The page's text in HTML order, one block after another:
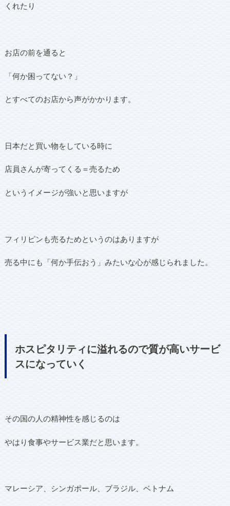
くれたり
お店の前を通ると
「何か困ってない？」
とすべてのお店から声がかかります。
日本だと買い物をしている時に
店員さんが寄ってくる＝売るため
というイメージが強いと思いますが
フィリピンも売るためというのはありますが
売る中にも「何か手伝おう」みたいな心が感じられました。
ホスピタリティに溢れるので質が高いサービ
スになっていく
その国の人の精神性を感じるのは
やはり食事やサービス業だと思います。
マレーシア、シンガポール、ブラジル、ベトナム